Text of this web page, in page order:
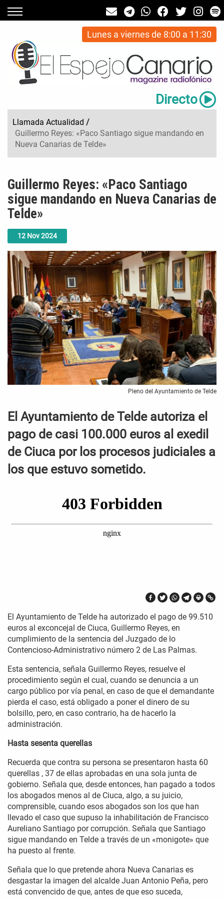
Lunes a viernes de 8:00 a 11:30
Directo
Llamada Actualidad /
Guillermo Reyes: «Paco Santiago sigue mandando en
Nueva Canarias de Telde»
12 Nov2024
Guillermo Reyes: «Paco Santiago
sigue mandando en Nueva Canarias de
Telde»
Pleno del Ayuntamiento de Telde
El Ayuntamiento de Telde autoriza el
pago de casi 100.000 euros al exedil
de Ciuca por los procesos judiciales a
los que estuvo sometido.
El Ayuntamiento de Telde ha autorizado el pago de 99.510
euros al exconcejal de Ciuca, Guillermo Reyes, en
cumplimiento de la sentencia del Juzgado de lo
Contencioso-Administrativo número 2 de Las Palmas.
Esta sentencia, señala Guillermo Reyes, resuelve el
procedimiento según el cual, cuando se denuncia a un
cargo público por vía penal, en caso de que el demandante
pierda el caso, está obligado a poner el dinero de su
bolsillo, pero, en caso contrario, ha de hacerlo la
administración.
Hasta sesenta querellas
Recuerda que contra su persona se presentaron hasta 60
querellas , 37 de ellas aprobadas en una sola junta de
gobierno. Señala que, desde entonces, han pagado a todos
los abogados menos al de Ciuca, algo, a su juicio,
comprensible, cuando esos abogados son los que han
llevado el caso que supuso la inhabilitación de Francisco
Aureliano Santiago por corrupción. Señala que Santiago
sigue mandando en Telde a través de un «monigote» que
ha puesto al frente.
Señala que lo que pretende ahora Nueva Canarias es
desgastar la imagen del alcalde Juan Antonio Peña, pero
está convencido de que, antes de que eso suceda,